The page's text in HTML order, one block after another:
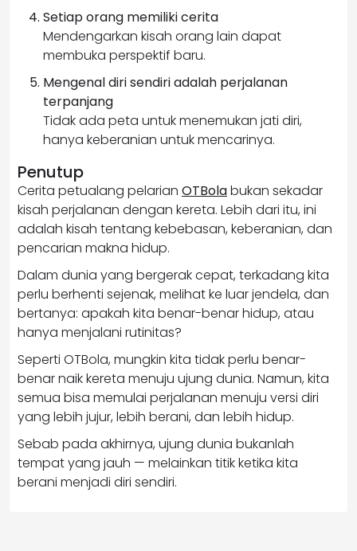
Setiap orang memiliki cerita
Mendengarkan kisah orang lain dapat
membuka perspektif baru.
Mengenal diri sendiri adalah perjalanan
terpanjang
Tidak ada peta untuk menemukan jati diri,
hanya keberanian untuk mencarinya.
Penutup
Cerita petualang pelarian OTBolabukan sekadar
kisah perjalanan dengan kereta. Lebih dari itu, ini
adalah kisah tentang kebebasan, keberanian, dan
pencarian makna hidup.
Dalam dunia yang bergerak cepat, terkadang kita
perlu berhenti sejenak, melihat ke luar jendela, dan
bertanya: apakah kita benar-benar hidup, atau
hanya menjalani rutinitas?
Seperti OTBola, mungkin kita tidak perlu benar-
benar naik kereta menuju ujung dunia. Namun, kita
semua bisa memulai perjalanan menuju versi diri
yang lebih jujur, lebih berani, dan lebih hidup.
Sebab pada akhirnya, ujung dunia bukanlah
tempat yang jauh — melainkan titik ketika kita
berani menjadi diri sendiri.